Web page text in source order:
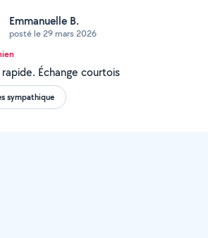
Emmanuelle B.
posté le 29 mars 2026
Échange courtois
sympathique